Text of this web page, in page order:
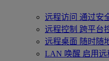
远程访问 通过安
远程控制 跨平台
远程桌面 随时随
LAN 唤醒 启用